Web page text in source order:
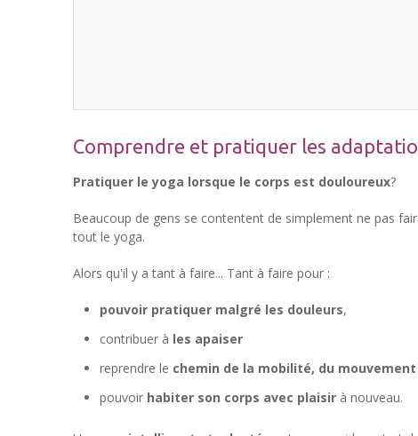
Comprendre et pratiquer les
Pratiquer le yoga lorsque le corps est douloureux?
Beaucoup de gens se contentent de simplement ne pas
tout le yoga.
Alors qu'il y a tant à faire... Tant à faire pour :
pouvoir pratiquer malgré les douleurs,
contribuer à les apaiser
reprendre le chemin de la mobilité, du
pouvoir habiter son corps avec plaisir à nouveau.